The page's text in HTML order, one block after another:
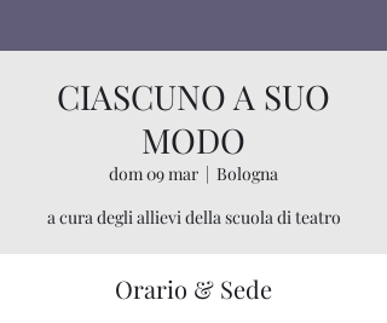
CIASCUNO A SUO
MODO
dom 09 mar
  |
Bologna
a cura degli allievi della scuola di teatro
Orario & Sede